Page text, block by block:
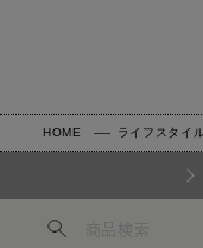
HOME ライフスタイ